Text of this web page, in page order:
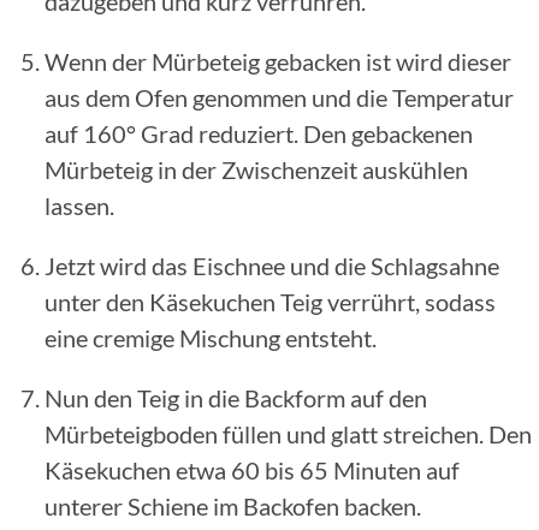
Wenn der Mürbeteig gebacken ist wird dieser
aus dem Ofen genommen und die Temperatur
auf 160° Grad reduziert. Den gebackenen
Mürbeteig in der Zwischenzeit auskühlen
lassen.
Jetzt wird das Eischnee und die Schlagsahne
unter den Käsekuchen Teig verrührt, sodass
eine cremige Mischung entsteht.
Nun den Teig in die Backform auf den
Mürbeteigboden füllen und glatt streichen. Den
Käsekuchen etwa 60 bis 65 Minuten auf
unterer Schiene im Backofen backen.